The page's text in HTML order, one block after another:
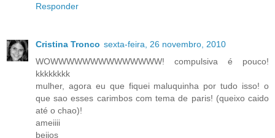
Responder
Cristina Tronco sexta-feira, 26 novembro, 2010
WOWWWWWWWWWWWWWW! compulsiva é pouco!
kkkkkkkk
mulher, agora eu que fiquei maluquinha por tudo isso! o
que sao esses carimbos com tema de paris! (queixo caido
até o chao)!
ameiiii
beijos